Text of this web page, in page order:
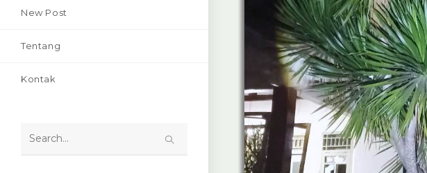
New Post
Tentang
Kontak